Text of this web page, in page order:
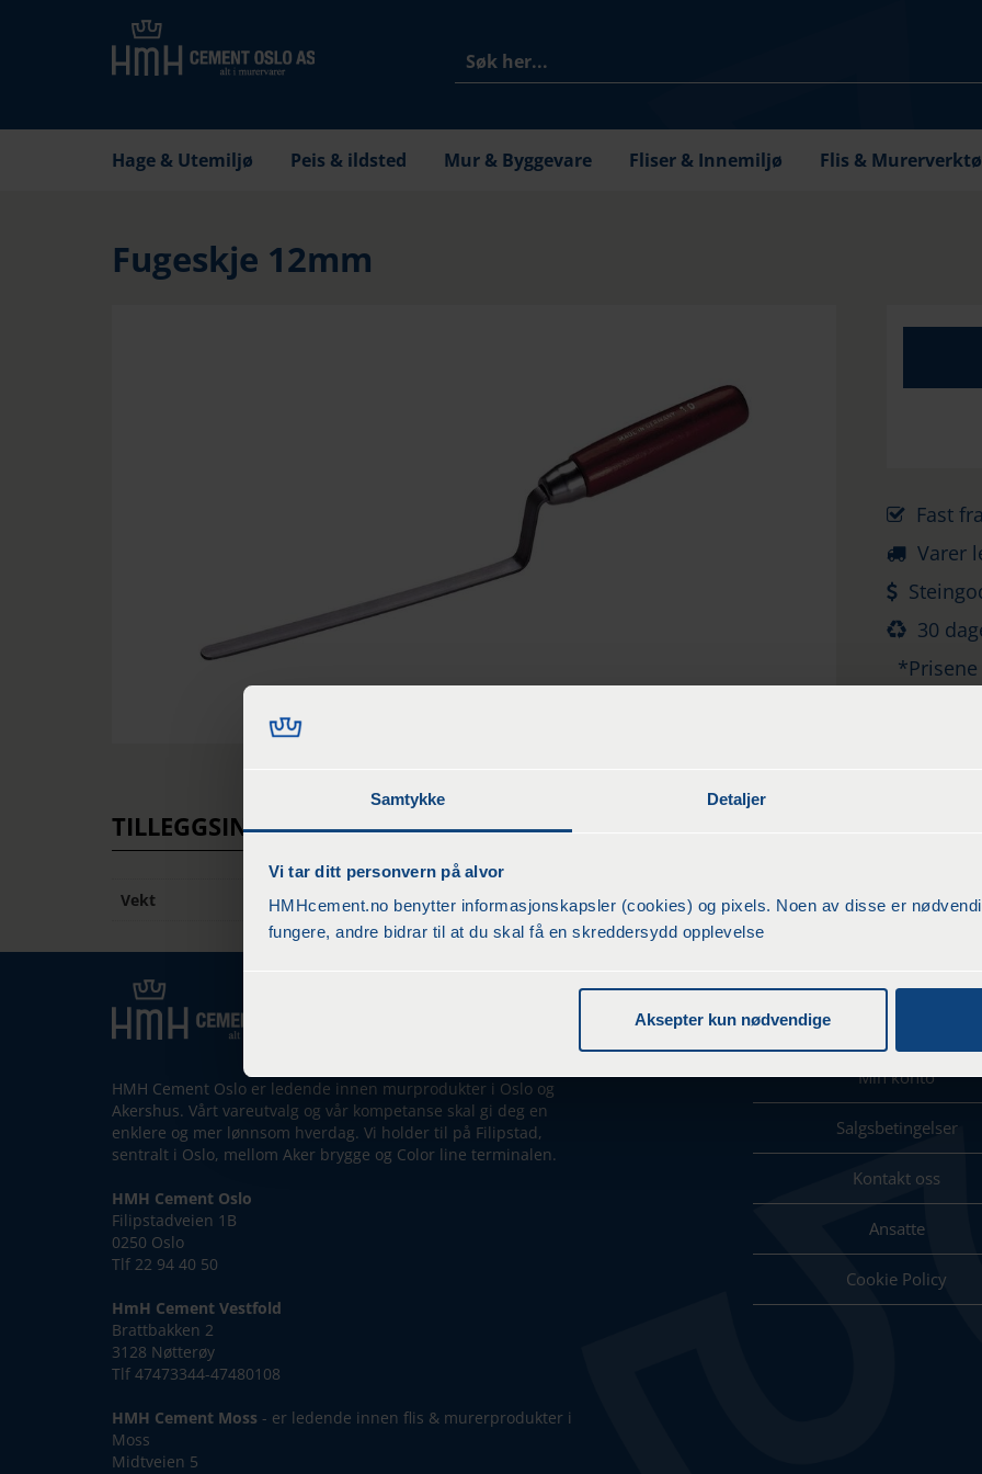
Samtykke Detaljer
Vi tar ditt personvern på alvor
HMHcement.no benytter informasjonskapsler (cookies) og pixels. Noen av disse er
fungere, andre bidrar til at du skal få en skreddersydd opplevelse
Aksepter kun nødvendige
Hage & Utemiljø Peis & ildsted Mur & Byggevare Fliser & Innemiljø Flis &
Fugeskje 12mm
Fast
Varer
30
TILLEGGSINFORMASJON
Vekt 1 kg
HMH Cement Oslo er ledende innen murprodukter i Oslo og
Akershus. Vårt vareutvalg og vår kompetanse skal gi deg en
enklere og mer lønnsom hverdag. Vi holder til på Filipstad,
sentralt i Oslo, mellom Aker brygge og Color line terminalen.
HMH Cement Oslo
Filipstadveien 1B
0250 Oslo
Tlf 22 94 40 50
HmH Cement Vestfold
Brattbakken 2
3128 Nøtterøy
Tlf 47473344-47480108
HMH Cement Moss - er ledende innen flis & murerprodukter i
Moss
Midtveien 5
KUNDESERVICE
Min konto
Salgsbetingelser
Kontakt oss
Ansatte
Cookie Policy